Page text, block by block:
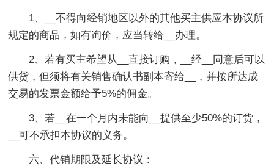
1、__不得向经销地区以外的其他买主供应本协议所
规定的商品，如有询价，应当转给__办理。
2、若有买主希望从__直接订购，__经__同意后可以
供货，但须将有关销售确认书副本寄给__，并按所达成
交易的发票金额给予5%的佣金。
3、若__在一个月内未能向__提供至少50%的订货，
__可不承担本协议的义务。
六、代销期限及延长协议：